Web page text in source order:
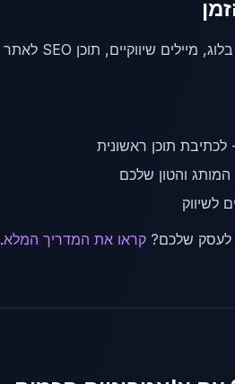
לכתיבת תוכן ראשונית
והטון שלכם
לשיווק
קראו את המדריך המלא.